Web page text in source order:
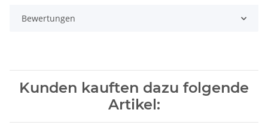
Bewertungen
Kunden kauften dazu folgende
Artikel: